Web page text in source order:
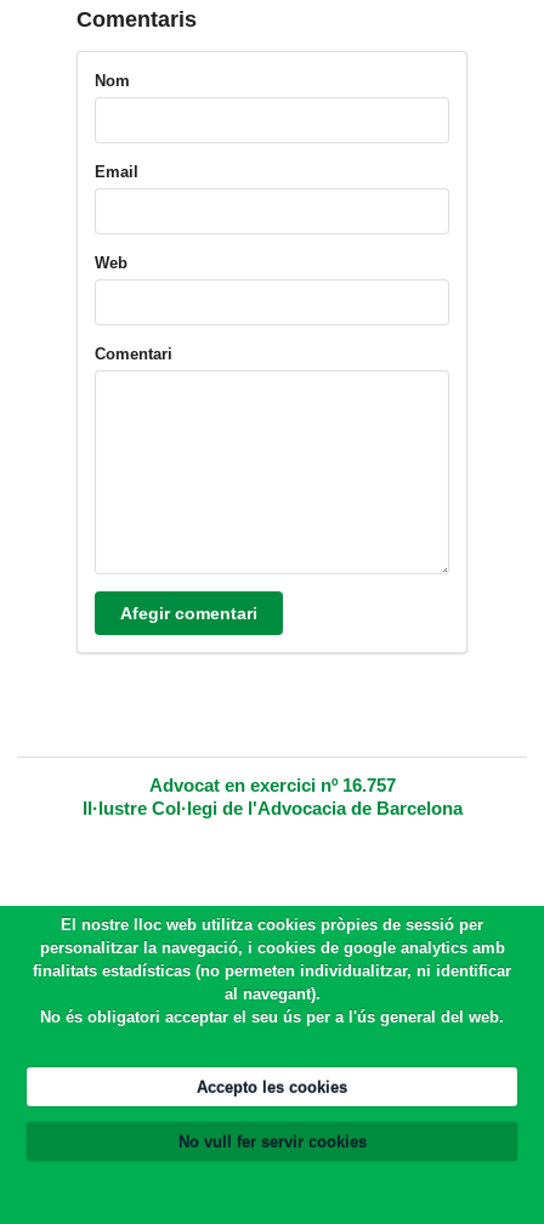
Comentaris
Nom
Email
Web
Comentari
Afegir comentari
Advocat en exercici nº 16.757
Il·lustre Col·legi de l'Advocacia de Barcelona
El nostre lloc web utilitza cookies pròpies de sessió per
personalitzar la navegació, i cookies de google analytics amb
finalitats estadísticas (no permeten individualitzar, ni identificar
al navegant).
No és obligatori acceptar el seu ús per a l'ús general del web.
Accepto les cookies
No vull fer servir cookies